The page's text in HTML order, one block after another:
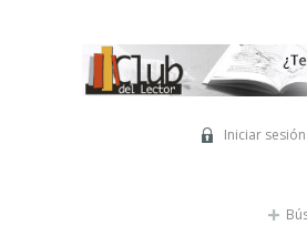
Iniciar sesión